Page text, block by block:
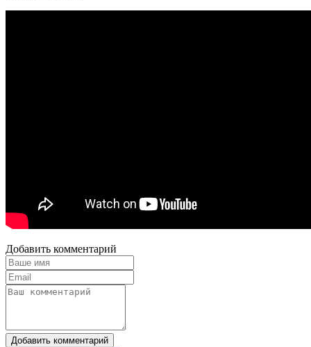
Добавить комментарий
Добавить комментарий